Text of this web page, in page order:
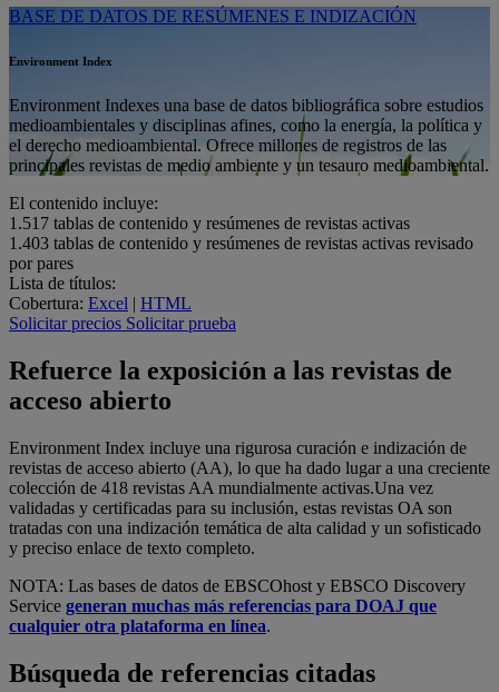
BASE DE DATOS DE RESÚMENES E INDIZACIÓN
Environment Index
Environment Indexes una base de datos bibliográfica sobre estudios
medioambientales y disciplinas afines, como la energía, la política y
el derecho medioambiental. Ofrece millones de registros de las
principales revistas de medio ambiente y un tesauro medioambiental.
El contenido incluye:
1.517 tablas de contenido y resúmenes de revistas activas
1.403 tablas de contenido y resúmenes de revistas activas revisado
por pares
Lista de títulos:
Cobertura: Excel | HTML
Solicitar precios Solicitar prueba
Refuerce la exposición a las revistas de
acceso abierto
Environment Index incluye una rigurosa curación e indización de
revistas de acceso abierto (AA), lo que ha dado lugar a una creciente
colección de 418 revistas AA mundialmente activas.Una vez
validadas y certificadas para su inclusión, estas revistas OA son
tratadas con una indización temática de alta calidad y un sofisticado
y preciso enlace de texto completo.
NOTA: Las bases de datos de EBSCOhost y EBSCO Discovery
Service generan muchas más referencias para DOAJ que
cualquier otra plataforma en línea.
Búsqueda de referencias citadas